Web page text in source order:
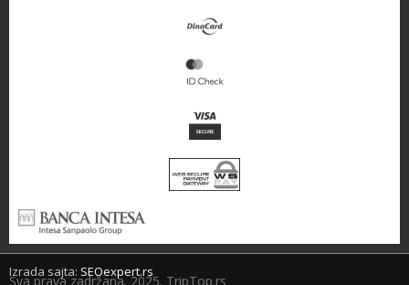
Izrada sajta: SEOexpert.rs
Sva prava zadržana. 2025. TripTop.rs